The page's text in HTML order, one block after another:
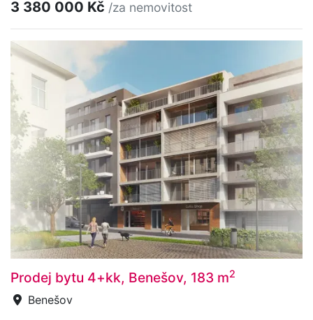
3 380 000 Kč /za nemovitost
Prodej bytu 4+kk, Benešov, 183 m2
Benešov